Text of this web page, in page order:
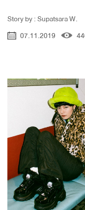
Story by : Supatsara W.
07.11.2019